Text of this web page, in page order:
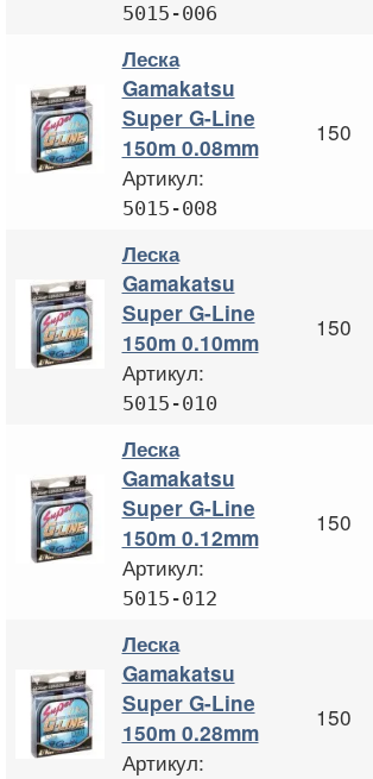
5015-006
Леска
Gamakatsu
Super G-Line
150m 0.08mm
Артикул:
5015-008
150
Леска
Gamakatsu
Super G-Line
150m 0.10mm
Артикул:
5015-010
150
Леска
Gamakatsu
Super G-Line
150m 0.12mm
Артикул:
5015-012
150
Леска
Gamakatsu
Super G-Line
150m 0.28mm
Артикул:
150